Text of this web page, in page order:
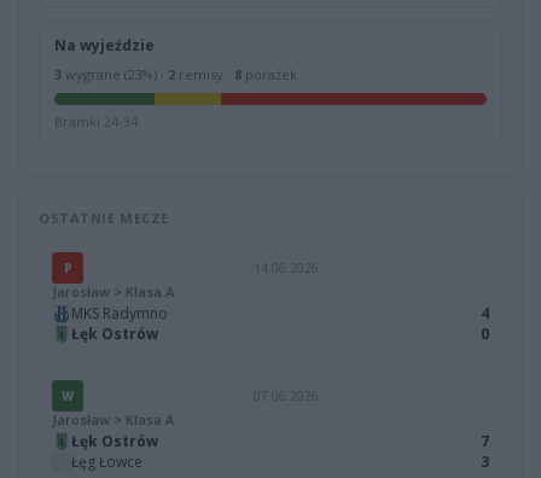
Na wyjeździe
3 wygrane (23%) · 2 remisy · 8 porażek
Bramki 24-34
OSTATNIE MECZE
P 14.06.2026
Jarosław > Klasa A
MKS Radymno
4
Łęk Ostrów
0
W 07.06.2026
Jarosław > Klasa A
Łęk Ostrów
7
Łęg Łowce
3